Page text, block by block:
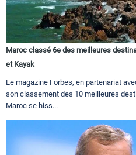
Maroc classé 6e des meilleures
et Kayak
Le magazine Forbes, en partenariat
son classement des 10 meilleures
Maroc se hiss...